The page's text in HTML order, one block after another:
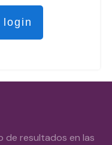
de resultados en las